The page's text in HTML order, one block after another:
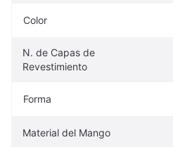
Color
N. de Capas de
Revestimiento
Forma
Material del Mango